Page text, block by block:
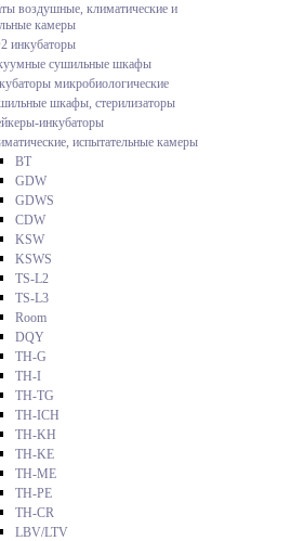
воздушные, климатические и
камеры
инкубаторы
сушильные шкафы
микробиологические
шкафы, стерилизаторы
инкубаторы
испытательные камеры
BT
GDW
GDWS
CDW
KSW
KSWS
TS-L2
TS-L3
Room
DQY
TH-G
TH-I
TH-TG
TH-ICH
TH-KH
TH-KE
TH-ME
TH-PE
TH-CR
LBV/LTV